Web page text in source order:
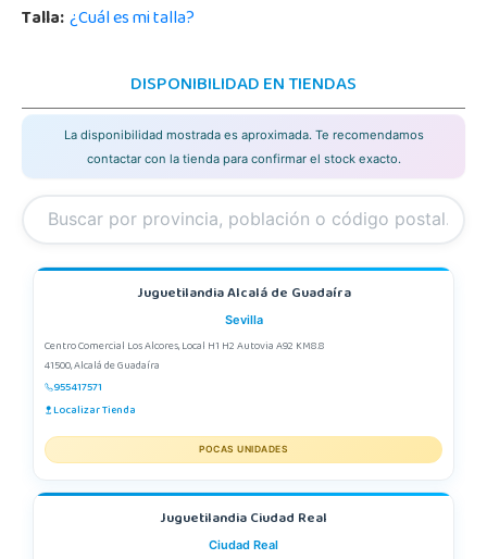
Talla:¿Cuál es mi talla?
DISPONIBILIDAD EN TIENDAS
La disponibilidad mostrada es aproximada. Te recomendamos
contactar con la tienda para confirmar el stock exacto.
Juguetilandia Alcalá de Guadaíra
Sevilla
Centro Comercial Los Alcores, Local H1 H2 Autovia A92 KM8.8
41500, Alcalá de Guadaíra
955417571
Localizar Tienda
POCAS UNIDADES
Juguetilandia Ciudad Real
Ciudad Real